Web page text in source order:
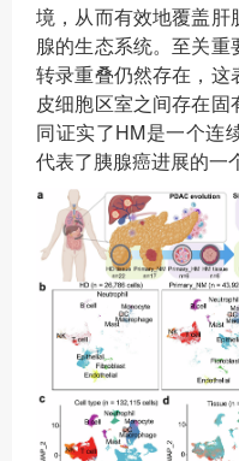
境，从而有效地覆盖肝
腺的生态系统。至关重
转录重叠仍然存在，这
皮细胞区室之间存在
同证实了HM是一个连
代表了胰腺癌进展的一